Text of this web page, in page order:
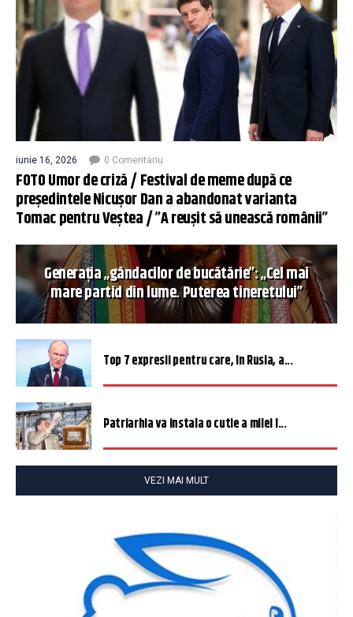
iunie 16, 2026 0 Comentariu
FOTO Umor de criză / Festival de meme după ce
președintele Nicușor Dan a abandonat varianta
Tomac pentru Veștea / ”A reușit să unească românii”
Generația „gândacilor de bucătărie”: „Cel mai
mare partid din lume. Puterea tineretului”
Top 7 expresii pentru care, în Rusia, a...
Patriarhia va instala o cutie a milei î...
VEZI MAI MULT